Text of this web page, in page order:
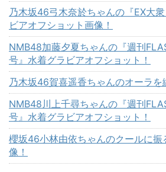
乃木坂46弓木奈於ちゃんの『EX大
ビアオフショット画像！
NMB48加藤夕夏ちゃんの『週刊
号』水着グラビアオフショット！
乃木坂46賀喜遥香ちゃんのオーラを
NMB48川上千尋ちゃんの『週刊
号』水着グラビアオフショット！
櫻坂46小林由依ちゃんのクールに振
像！